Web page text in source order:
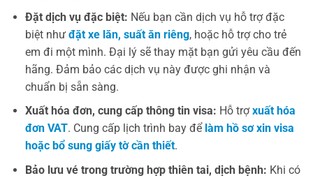
Đặt dịch vụ đặc biệt: Nếu bạn cần dịch vụ hỗ trợ đặc
biệt như đặt xe lăn, suất ăn riêng, hoặc hỗ trợ cho trẻ
em đi một mình. Đại lý sẽ thay mặt bạn gửi yêu cầu đến
hãng. Đảm bảo các dịch vụ này được ghi nhận và
chuẩn bị sẵn sàng.
Xuất hóa đơn, cung cấp thông tin visa: Hỗ trợxuất hóa
đơn VAT. Cung cấp lịch trình bay để làm hồ sơ xin visa
hoặc bổ sung giấy tờ cần thiết.
Bảo lưu vé trong trường hợp thiên tai, dịch bệnh: Khi có